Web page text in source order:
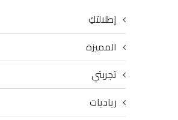
إطلالتكِ
المميزة
تجربتي
رياديات